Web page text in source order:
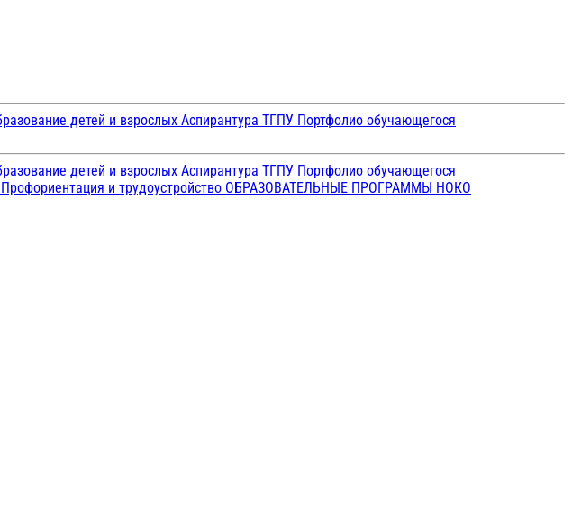
детей и взрослых Аспирантура ТГПУ Портфолио обучающегося
детей и взрослых Аспирантура ТГПУ Портфолио обучающегося
Профориентация и трудоустройство ОБРАЗОВАТЕЛЬНЫЕ ПРОГРАММЫ НОКО